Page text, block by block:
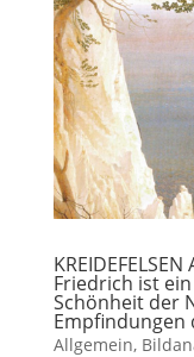
Friedrich ist
Schönheit der
Empfindungen
Allgemein,